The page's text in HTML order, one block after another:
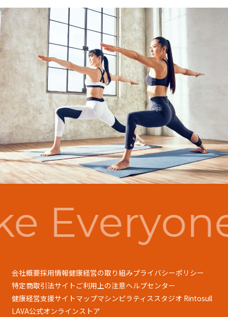
会社概要採用情報健康経営の取り組みプライバシーポリシー
特定商取引法サイトご利用上の注意ヘルプセンター
健康経営支援サイトマップマシンピラティススタジオ Rintosull
LAVA公式オンラインストア